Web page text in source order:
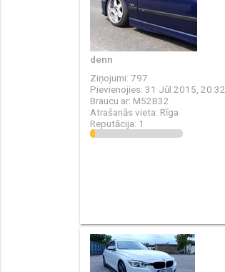
denn
Ziņojumi: 797
Pievienojies: 31 Jūl 2015, 20:32
Braucu ar: M52B32
Atrašanās vieta: Rīga
Reputācija: 1